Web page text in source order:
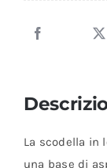
La scodella in
una base di